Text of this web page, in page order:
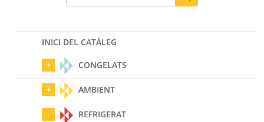
INICI DEL CATÀLEG
CONGELATS
AMBIENT
REFRIGERAT